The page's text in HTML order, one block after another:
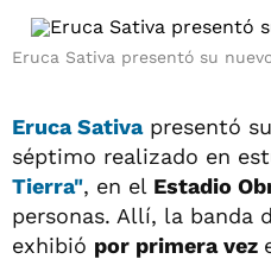
Eruca Sativa presentó su
Eruca Sativapresentó su
séptimo realizado en
Tierra", en el Estadio
personas. Allí, la banda
exhibió por primera vez